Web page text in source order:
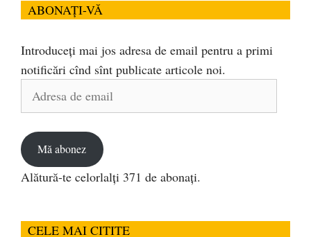
ABONAȚI-VĂ
Introduceți mai jos adresa de email pentru a primi
notificări cînd sînt publicate articole noi.
Mă abonez
Alătură-te celorlalți 371 de abonați.
CELE MAI CITITE